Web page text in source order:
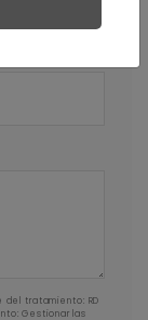
del tratamiento: RD
Gestionar las